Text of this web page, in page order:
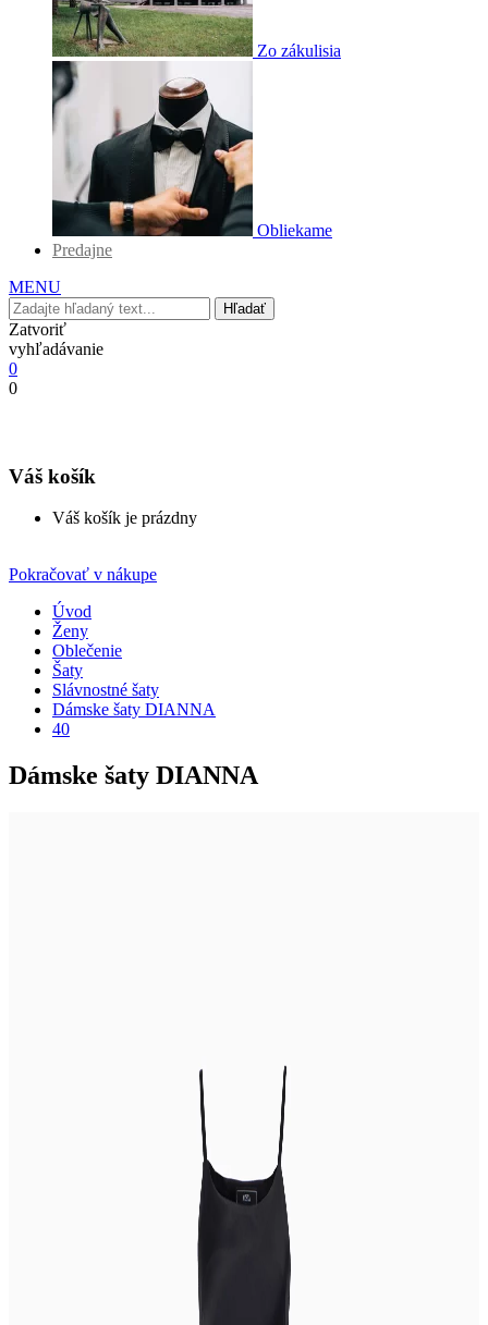
Zo zákulisia
Obliekame
Predajne
MENU
Hľadať
Zatvoriť
vyhľadávanie
0
0
Váš košík
Váš košík je prázdny
Pokračovať v nákupe
Úvod
Ženy
Oblečenie
Šaty
Slávnostné šaty
Dámske šaty DIANNA
40
Dámske šaty DIANNA